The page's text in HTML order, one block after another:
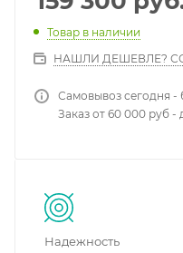
Товар в наличии
НАШЛИ ДЕШЕВЛЕ?
Самовывоз сегодня -
Заказ от 60 000 руб
Надежность